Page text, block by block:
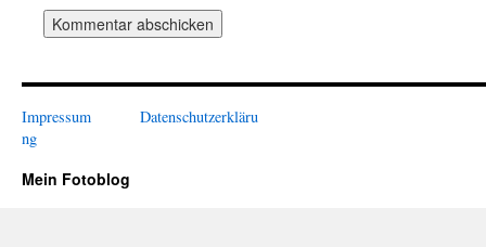
Impressum
Datenschutzerkläru
ng
Mein Fotoblog